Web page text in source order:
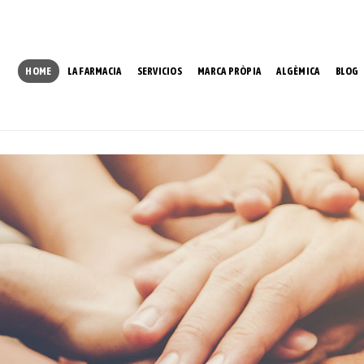
HOME LA FARMACIA SERVICIOS MARCA PRÒPIA ALGÈMICA BLOG